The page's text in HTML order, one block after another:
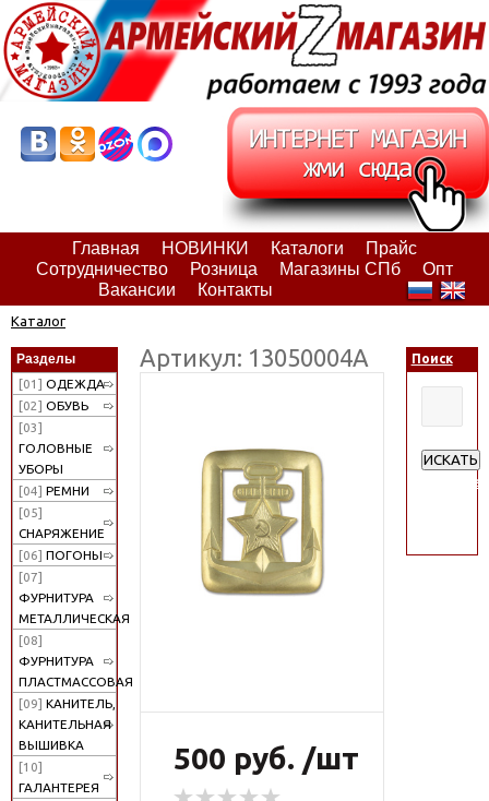
Главная НОВИНКИ Каталоги
Прайс
Сотрудничество
Розница Магазины СПб
Опт
Вакансии
Контакты
Каталог
Разделы
[01] ОДЕЖДА
[02] ОБУВЬ
[03]
ГОЛОВНЫЕ
УБОРЫ
[04] РЕМНИ
[05]
СНАРЯЖЕНИЕ
[06] ПОГОНЫ
[07]
ФУРНИТУРА
МЕТАЛЛИЧЕСКАЯ
[08]
ФУРНИТУРА
ПЛАСТМАССОВАЯ
[09] КАНИТЕЛЬ,
КАНИТЕЛЬНАЯ
ВЫШИВКА
[10]
ГАЛАНТЕРЕЯ
Артикул: 13050004А
500 руб. /шт
Поиск
ИСКАТЬ